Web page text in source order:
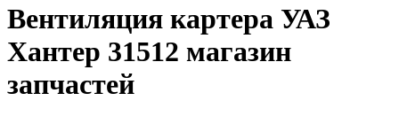
Вентиляция картера УАЗ
Хантер 31512 магазин
запчастей